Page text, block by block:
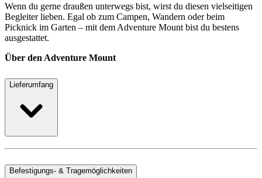
Wenn du gerne draußen unterwegs bist, wirst du diesen vielseitigen
Begleiter lieben. Egal ob zum Campen, Wandern oder beim
Picknick im Garten – mit dem Adventure Mount bist du bestens
ausgestattet.
Über den Adventure Mount
Lieferumfang
Befestigungs- & Tragemöglichkeiten